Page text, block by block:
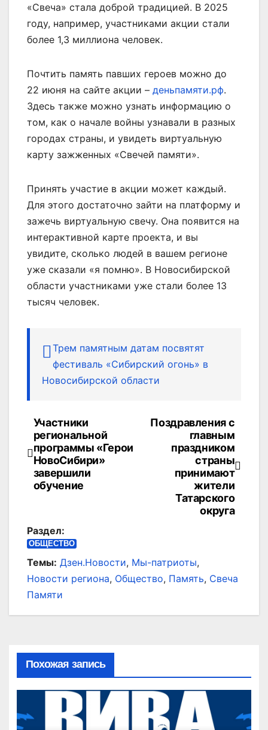
«Свеча» стала доброй традицией. В 2025
году, например, участниками акции стали
более 1,3 миллиона человек.
Почтить память павших героев можно до
22 июня на сайте акции – деньпамяти.рф.
Здесь также можно узнать информацию о
том, как о начале войны узнавали в разных
городах страны, и увидеть виртуальную
карту зажженных «Свечей памяти».
Принять участие в акции может каждый.
Для этого достаточно зайти на платформу и
зажечь виртуальную свечу. Она появится на
интерактивной карте проекта, и вы
увидите, сколько людей в вашем регионе
уже сказали «я помню». В Новосибирской
области участниками уже стали более 13
тысяч человек.
Трем памятным датам посвятят
фестиваль «Сибирский огонь» в
Новосибирской области
Навигация
по
записям
Поздравления с
главным
праздником
страны
принимают
жители
Татарского
округа
Участники
региональной
программы «Герои
НовоСибири»
завершили
обучение
Раздел:
ОБЩЕСТВО
Темы: Дзен.Новости, Мы-патриоты,
Новости региона, Общество, Память, Свеча
Памяти
Похожая запись